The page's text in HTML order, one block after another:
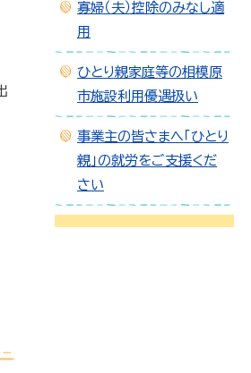
寡婦（夫）控除のみなし適
用
ひとり親家庭等の相模原
市施設利用優遇扱い
事業主の皆さまへ「ひとり
親」の就労をご支援くだ
さい